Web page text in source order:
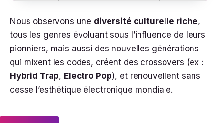
Nous observons une diversité culturelle riche,
tous les genres évoluant sous l’influence de leurs
pionniers, mais aussi des nouvelles générations
qui mixent les codes, créent des crossovers (ex :
Hybrid Trap, Electro Pop), et renouvellent sans
cesse l’esthétique électronique mondiale.